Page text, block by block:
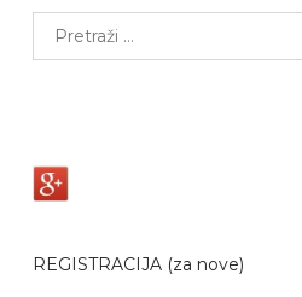
REGISTRACIJA (za nove)